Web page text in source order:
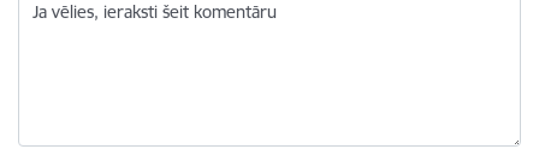
Ja vēlies, ieraksti šeit komentāru